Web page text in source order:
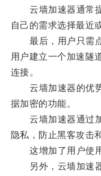
云墙加速器通常提
自己的需求选择最近
最后，用户只需点
用户建立一个加速隧
连接。
云墙加速器的优势
据加密的功能。
云墙加速器通过加
隐私，防止黑客攻击
这增加了用户使用
另外，云墙加速器